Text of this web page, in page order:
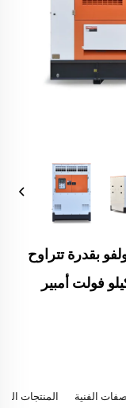
بقدرة تتراوح
الفنية المنتجات